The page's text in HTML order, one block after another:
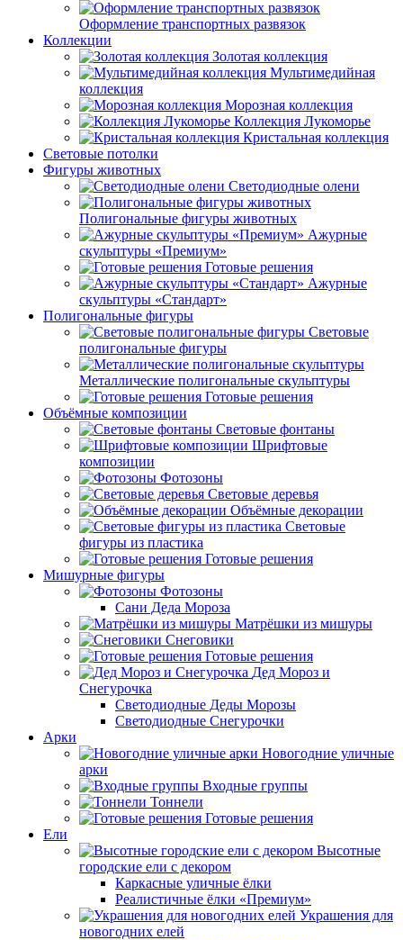
Оформление транспортных развязок
Коллекции
Золотая коллекция
Мультимедийная
коллекция
Морозная коллекция
Коллекция Лукоморье
Кристальная коллекция
Световые потолки
Фигуры животных
Светодиодные олени
Полигональные фигуры животных
Ажурные
скульптуры «Премиум»
Готовые решения
Ажурные
скульптуры «Стандарт»
Полигональные фигуры
Световые
полигональные фигуры
Металлические полигональные скульптуры
Готовые решения
Объёмные композиции
Световые фонтаны
Шрифтовые
композиции
Фотозоны
Световые деревья
Объёмные декорации
Световые
фигуры из пластика
Готовые решения
Мишурные фигуры
Фотозоны
Сани Деда Мороза
Матрёшки из мишуры
Снеговики
Готовые решения
Дед Мороз и
Снегурочка
Светодиодные Деды Морозы
Светодиодные Снегурочки
Арки
Новогодние уличные
арки
Входные группы
Тоннели
Готовые решения
Ели
Высотные
городские ели с декором
Каркасные уличные ёлки
Реалистичные ёлки «Премиум»
Украшения для
новогодних елей